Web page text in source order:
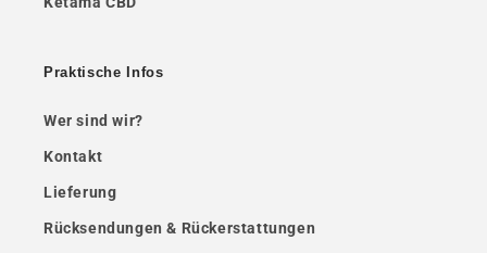
Praktische Infos
Wer sind wir?
Kontakt
Lieferung
Rücksendungen & Rückerstattungen